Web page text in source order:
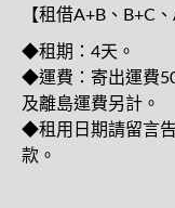
【租借A+B、B+C
◆租期：4天。
◆運費：寄出運費
及離島運費另計。
◆租用日期請留言
款。